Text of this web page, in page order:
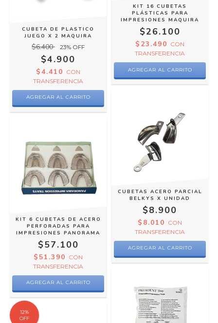
CUBETA DE PLASTICO
JUEGO X 2 MAQUIRA
$6.400 23% OFF
$4.900
$4.410 CON
TRANSFERENCIA
AGREGAR AL CARRITO
KIT 16 CUBETAS
PLÁSTICAS PARA
IMPRESIONES MAQUIRA
$26.100
$23.490 CON
TRANSFERENCIA
KIT 6 CUBETAS DE ACERO
PERFORADAS PARA
IMPRESIONES PANORAMA
$57.100
$51.390 CON
TRANSFERENCIA
AGREGAR AL CARRITO
CUBETAS ACERO PARCIAL
BELKYS X UNIDAD
$8.900
$8.010 CON
TRANSFERENCIA
AGREGAR AL CARRITO
12%
OFF